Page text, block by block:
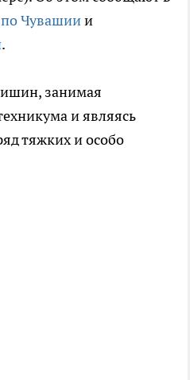
Чувашиии
.
занимая
и являясь
тяжких и особо